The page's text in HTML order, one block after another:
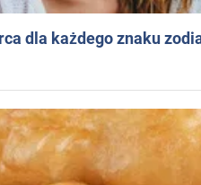
dla każdego znaku